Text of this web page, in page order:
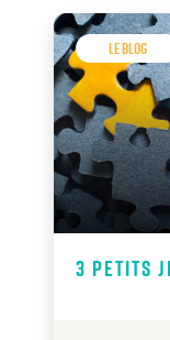
Le Blog
3 petits